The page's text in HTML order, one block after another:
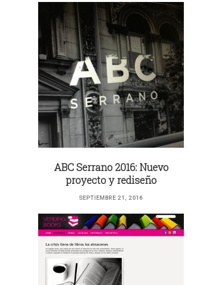
ABC Serrano 2016: Nuevo
proyecto y rediseño
SEPTIEMBRE 21, 2016